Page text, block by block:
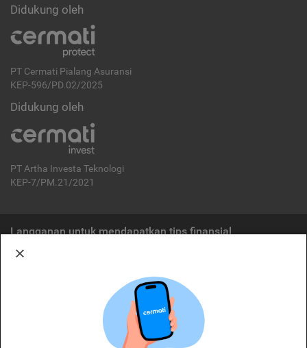
Didukung oleh
PT Cermati Pialang Asuransi
KEP-596/PD.02/2025
Didukung oleh
PT Artha Investa Teknologi
KEP-7/PM.21/2021
Langganan untuk mendapatkan tips finansial
Cermati merupakan penyelenggara agregasi jasa keuangan yang terdaftar di
OJK. Oleh karena itu, produk dan/atau layanan jasa keuangan yang
ditawarkan bukan merupakan produk dan/atau layanan jasa keuangan yang
diterbitkan oleh Cermati dan Cermati tidak bertanggung jawab atas tuntutan